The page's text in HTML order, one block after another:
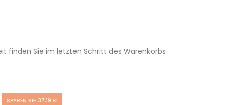
finden Sie im letzten Schritt des Warenkorbs
SPAREN SIE 37,19 €